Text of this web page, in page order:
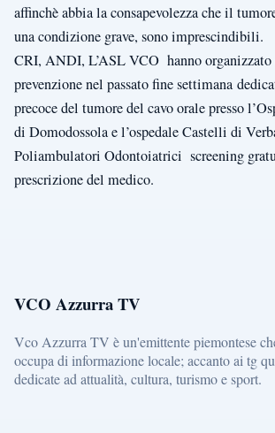
affinchè abbia la consapevolezza che il
una condizione grave, sono imprescindibili.
CRI, ANDI, L’ASL VCO hanno organizzato
prevenzione nel passato fine settimana
precoce del tumore del cavo orale presso
di Domodossola e l’ospedale Castelli di
Poliambulatori Odontoiatrici screening
prescrizione del medico.
VCO Azzurra TV
Vco Azzurra TV è un'emittente piemontese
occupa di informazione locale; accanto ai tg
dedicate ad attualità, cultura, turismo e sport.